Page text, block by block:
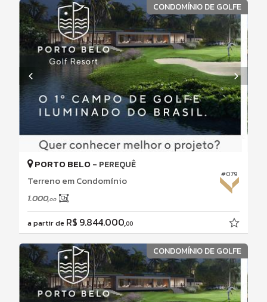
CONDOMÍNIO DE GOLFE
#079
PORTO BELO - PEREQUÊ
Terreno em Condomínio
1.000,00
a partir de R$ 9.844.000,00
CONDOMÍNIO DE GOLFE